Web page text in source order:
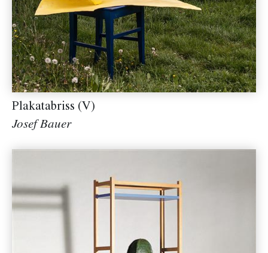
Plakatabriss (V)
Josef Bauer